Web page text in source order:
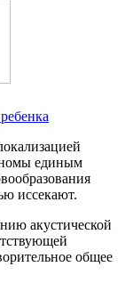
единым
иссекают.
акустической
общее